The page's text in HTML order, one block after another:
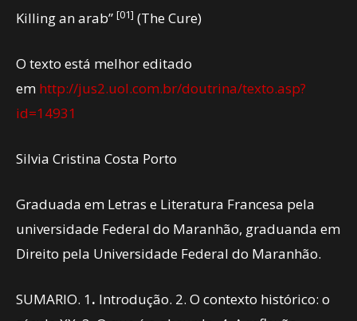
Killing an arab” [01] (The Cure)
O texto está melhor editado
em http://jus2.uol.com.br/doutrina/texto.asp?
id=14931
Silvia Cristina Costa Porto
Graduada em Letras e Literatura Francesa pela
universidade Federal do Maranhão, graduanda em
Direito pela Universidade Federal do Maranhão.
SUMARIO. 1. Introdução. 2. O contexto histórico: o